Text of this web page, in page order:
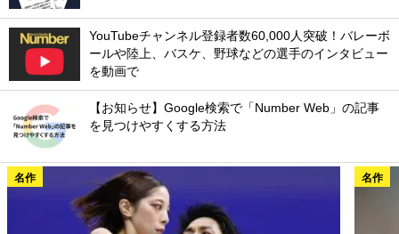
YouTubeチャンネル登録者数60,000人突破！バレーボ
ールや陸上、バスケ、野球などの選手のインタビュー
を動画で
【お知らせ】Google検索で「Number Web」の記事
を見つけやすくする方法
名作 名作